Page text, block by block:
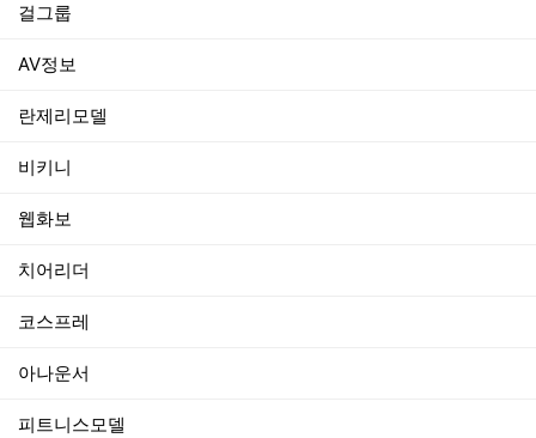
걸그룹
AV정보
란제리모델
비키니
웹화보
치어리더
코스프레
아나운서
피트니스모델